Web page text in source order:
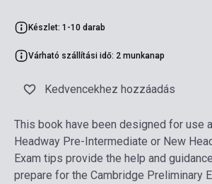
Készlet: 1-10 darab
Várható szállítási idő: 2 munkanap
Kedvencekhez hozzáadás
This book have been designed for use
Headway Pre-Intermediate or New
Exam tips provide the help and
prepare for the Cambridge Preliminary